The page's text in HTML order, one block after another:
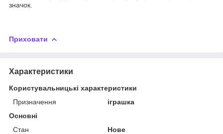
значок.
Приховати
Характеристики
Користувальницькі характеристики
Призначення
іграшка
Основні
Стан
Нове